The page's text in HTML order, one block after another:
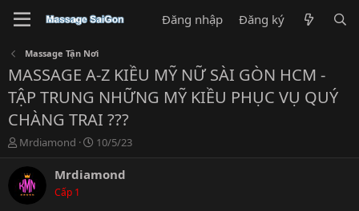
Đăng nhập Đăng ký
Massage Tận Nơi
MASSAGE A-Z KIỀU MỸ NỮ SÀI GÒN HCM -
TẬP TRUNG NHỮNG MỸ KIỀU PHỤC VỤ QUÝ
CHÀNG TRAI ???
T
r
e
a
Mrdiamond
N
à
10/5/23
Mrdiamond
Cấp 1